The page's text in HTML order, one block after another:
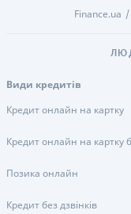
Finance.ua
Види кредитів
Кредит онлайн на картку
Кредит онлайн на картку
Позика онлайн
Кредит без дзвінків